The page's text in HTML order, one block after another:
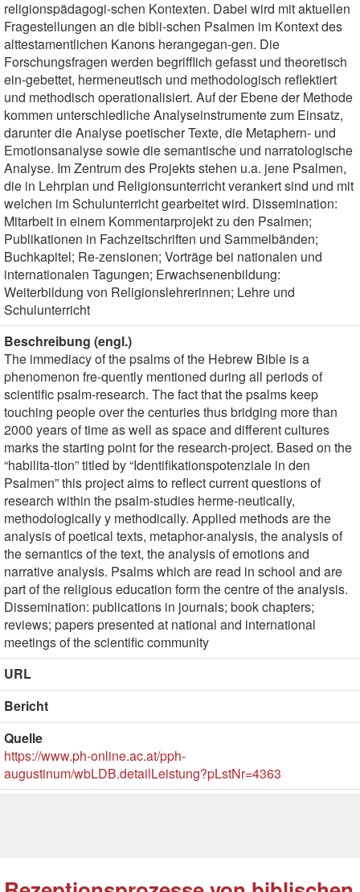
religionspädagogi-schen Kontexten. Dabei wird mit aktuellen
Fragestellungen an die bibli-schen Psalmen im Kontext des
alttestamentlichen Kanons herangegan-gen. Die
Forschungsfragen werden begrifflich gefasst und theoretisch
ein-gebettet, hermeneutisch und methodologisch reflektiert
und methodisch operationalisiert. Auf der Ebene der Methode
kommen unterschiedliche Analyseinstrumente zum Einsatz,
darunter die Analyse poetischer Texte, die Metaphern- und
Emotionsanalyse sowie die semantische und narratologische
Analyse. Im Zentrum des Projekts stehen u.a. jene Psalmen,
die in Lehrplan und Religionsunterricht verankert sind und mit
welchen im Schulunterricht gearbeitet wird. Dissemination:
Mitarbeit in einem Kommentarprojekt zu den Psalmen;
Publikationen in Fachzeitschriften und Sammelbänden;
Buchkapitel; Re-zensionen; Vorträge bei nationalen und
internationalen Tagungen; Erwachsenenbildung:
Weiterbildung von Religionslehrerinnen; Lehre und
Schulunterricht
Beschreibung (engl.)
The immediacy of the psalms of the Hebrew Bible is a
phenomenon fre-quently mentioned during all periods of
scientific psalm-research. The fact that the psalms keep
touching people over the centuries thus bridging more than
2000 years of time as well as space and different cultures
marks the starting point for the research-project. Based on the
“habilita-tion” titled by “Identifikationspotenziale in den
Psalmen” this project aims to reflect current questions of
research within the psalm-studies herme-neutically,
methodologically y methodically. Applied methods are the
analysis of poetical texts, metaphor-analysis, the analysis of
the semantics of the text, the analysis of emotions and
narrative analysis. Psalms which are read in school and are
part of the religious education form the centre of the analysis.
Dissemination: publications in journals; book chapters;
reviews; papers presented at national and international
meetings of the scientific community
URL
Bericht
Quelle
https://www.ph-online.ac.at/pph-
augustinum/wbLDB.detailLeistung?pLstNr=4363